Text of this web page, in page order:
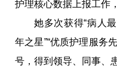
护理核心数据上报工作
她多次获得“病人
年之星”“优质护理服务
号，得到领导、同事、